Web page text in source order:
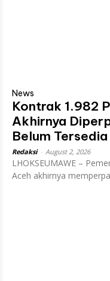
News
Kontrak 1.982
Akhirnya
Belum Tersedia
Redaksi August 2, 2026
LHOKSEUMAWE –
Aceh akhirnya